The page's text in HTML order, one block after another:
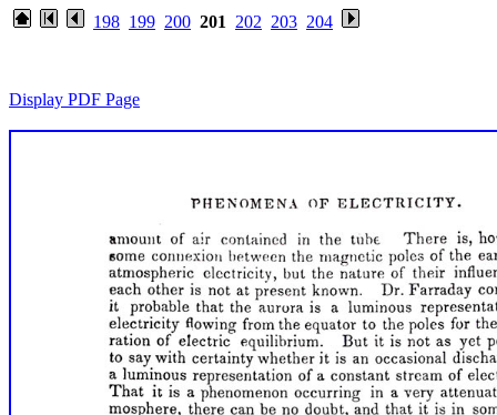
198 199 200 201 202 203 204
Display PDF Page